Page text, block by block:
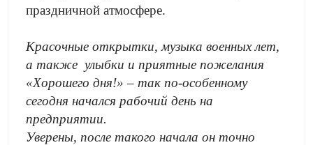
праздничной атмосфере.
Красочные открытки, музыка военных лет,
а также улыбки и приятные пожелания
«Хорошего дня!» – так по-особенному
сегодня начался рабочий день на
предприятии.
Уверены, после такого начала он точно